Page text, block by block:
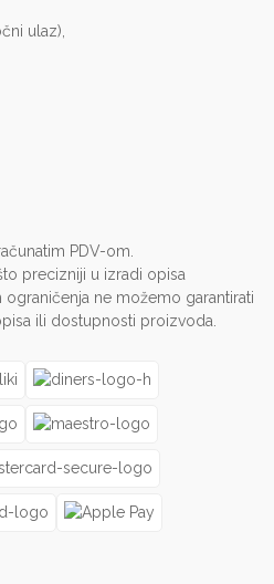
ulaz),
PDV-om.
precizniji u izradi opisa
ne možemo garantirati
ili dostupnosti proizvoda.